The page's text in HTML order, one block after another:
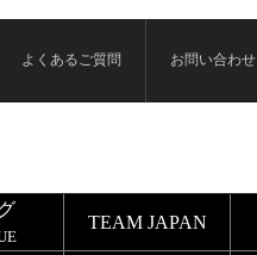
よくあるご質問 お問い合わせ
TEAM JAPAN